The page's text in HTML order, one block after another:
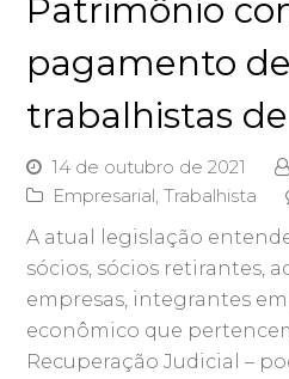
Patrimônio
pagamento
trabalhistas
14 de outubro de 2021
Empresarial,Trabalhista
A atual legislação
sócios, sócios retirantes,
empresas, integrantes
econômico que
Recuperação Judicial –